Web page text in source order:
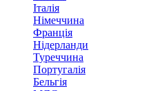
Італія
Німеччина
Франція
Нідерланди
Туреччина
Португалія
Бельгія